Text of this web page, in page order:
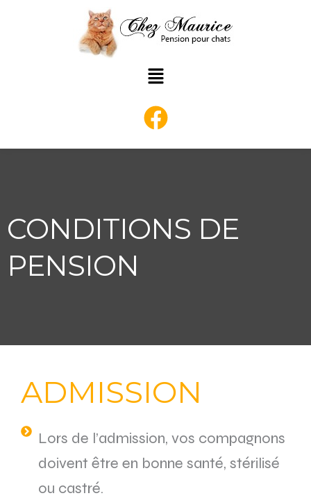
Main
Menu
CONDITIONS DE
PENSION
ADMISSION
Lors de l’admission, vos compagnons
doivent être en bonne santé, stérilisé
ou castré.